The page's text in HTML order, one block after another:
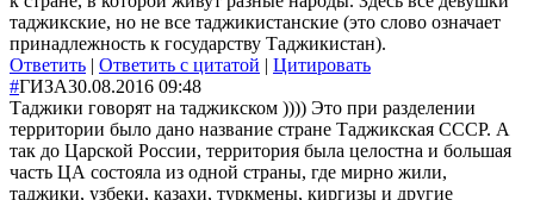
таджикские, но не все таджикистанские (это слово означает
принадлежность к государству Таджикистан).
Ответить | Ответить с цитатой | Цитировать
#ГИЗА30.08.2016 09:48
Таджики говорят на таджикском )))) Это при разделении
территории было дано название стране Таджикская СССР. А
так до Царской России, территория была целостна и большая
часть ЦА состояла из одной страны, где мирно жили,
таджики, узбеки, казахи, туркмены, киргизы и другие